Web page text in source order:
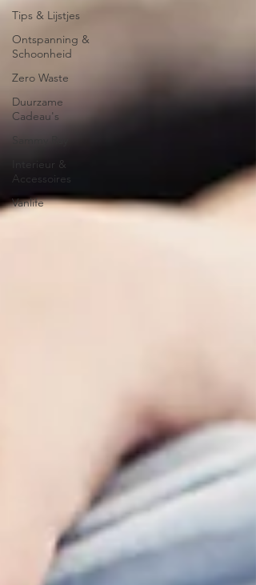
Tips & Lijstjes
Ontspanning &
Schoonheid
Zero Waste
Duurzame
Cadeau's
Sammy Ray
Interieur &
Accessoires
Vanlife